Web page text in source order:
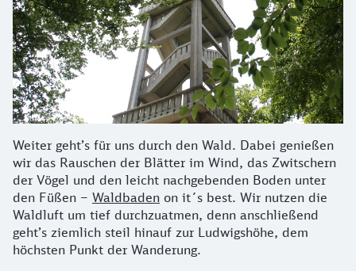
Weiter geht’s für uns durch den Wald. Dabei genießen
wir das Rauschen der Blätter im Wind, das Zwitschern
der Vögel und den leicht nachgebenden Boden unter
den Füßen – Waldbaden on it´s best. Wir nutzen die
Waldluft um tief durchzuatmen, denn anschließend
geht’s ziemlich steil hinauf zur Ludwigshöhe, dem
höchsten Punkt der Wanderung.